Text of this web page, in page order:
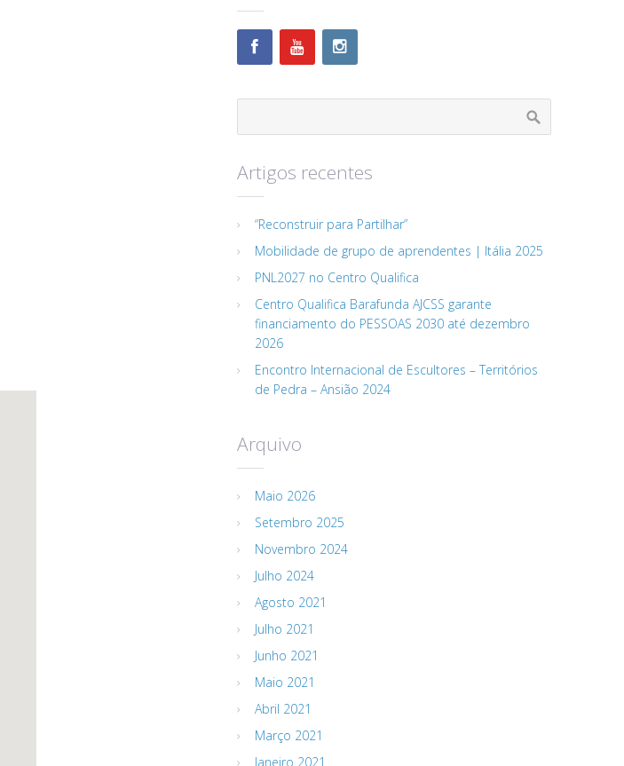
Artigos recentes
“Reconstruir para Partilhar”
Mobilidade de grupo de aprendentes | Itália 2025
PNL2027 no Centro Qualifica
Centro Qualifica Barafunda AJCSS garante
financiamento do PESSOAS 2030 até dezembro
2026
Encontro Internacional de Escultores – Territórios
de Pedra – Ansião 2024
Arquivo
Maio 2026
Setembro 2025
Novembro 2024
Julho 2024
Agosto 2021
Julho 2021
Junho 2021
Maio 2021
Abril 2021
Março 2021
Janeiro 2021